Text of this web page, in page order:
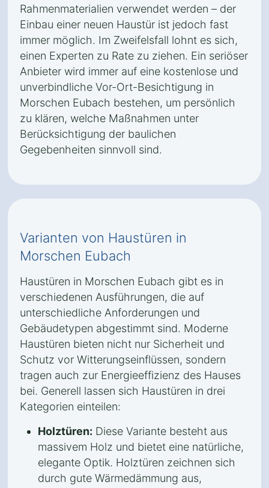
Rahmenmaterialien verwendet werden – der
Einbau einer neuen Haustür ist jedoch fast
immer möglich. Im Zweifelsfall lohnt es sich,
einen Experten zu Rate zu ziehen. Ein seriöser
Anbieter wird immer auf eine kostenlose und
unverbindliche Vor-Ort-Besichtigung in
Morschen Eubach bestehen, um persönlich
zu klären, welche Maßnahmen unter
Berücksichtigung der baulichen
Gegebenheiten sinnvoll sind.
Varianten von Haustüren in
Morschen Eubach
Haustüren in Morschen Eubach gibt es in
verschiedenen Ausführungen, die auf
unterschiedliche Anforderungen und
Gebäudetypen abgestimmt sind. Moderne
Haustüren bieten nicht nur Sicherheit und
Schutz vor Witterungseinflüssen, sondern
tragen auch zur Energieeffizienz des Hauses
bei. Generell lassen sich Haustüren in drei
Kategorien einteilen:
Holztüren: Diese Variante besteht aus
massivem Holz und bietet eine natürliche,
elegante Optik. Holztüren zeichnen sich
durch gute Wärmedämmung aus,